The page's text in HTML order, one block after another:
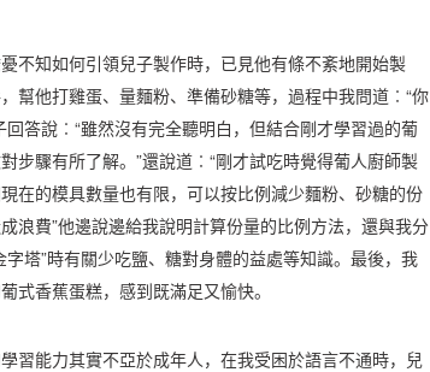
不知如何引領兒子製作時，已見他有條不紊地開始製
幫他打雞蛋、量麵粉、準備砂糖等，過程中我問道︰“你
答說︰“雖然沒有完全聽明白，但結合剛才學習過的葡
步驟有所了解。”還說道︰“剛才試吃時覺得葡人廚師製
在的模具數量也有限，可以按比例減少麵粉、砂糖的份
浪費”他邊說邊給我說明計算份量的比例方法，還與我分
塔”時有關少吃鹽、糖對身體的益處等知識。最後，我
式香蕉蛋糕，感到既滿足又愉快。
習能力其實不亞於成年人，在我受困於語言不通時，兒